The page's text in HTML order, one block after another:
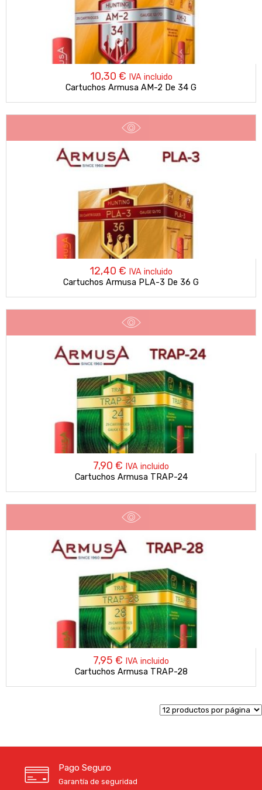
10,30 € IVA incluido
Cartuchos Armusa AM-2 De 34 G
12,40 € IVA incluido
Cartuchos Armusa PLA-3 De 36 G
7,90 € IVA incluido
Cartuchos Armusa TRAP-24
7,95 € IVA incluido
Cartuchos Armusa TRAP-28
Pago Seguro
Garantía de seguridad